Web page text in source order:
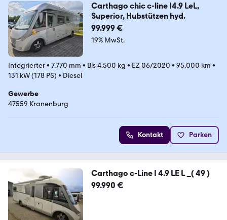
Carthago chic c-line I4.9 LeL,
Superior, Hubstützen hyd.
99.999 €
19% MwSt.
Integrierter• 7.770 mm • Bis 4.500 kg • EZ 06/2020 • 95.000 km •
131 kW (178 PS) • Diesel
Gewerbe
47559 Kranenburg
Kontakt Parken
Carthago c-Line I 4.9 LE L _( 49 )
99.990 €